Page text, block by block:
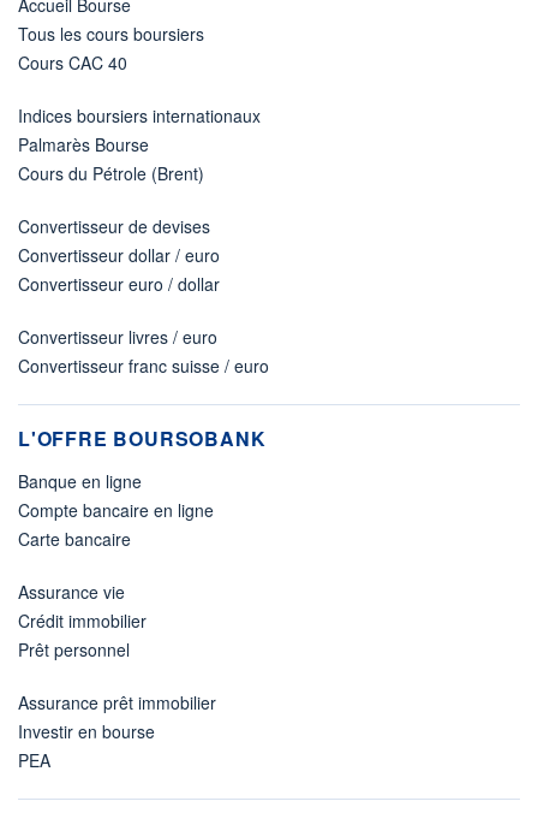
Accueil Bourse
Tous les cours boursiers
Cours CAC 40
Indices boursiers internationaux
Palmarès Bourse
Cours du Pétrole (Brent)
Convertisseur de devises
Convertisseur dollar / euro
Convertisseur euro / dollar
Convertisseur livres / euro
Convertisseur franc suisse / euro
L'OFFRE BOURSOBANK
Banque en ligne
Compte bancaire en ligne
Carte bancaire
Assurance vie
Crédit immobilier
Prêt personnel
Assurance prêt immobilier
Investir en bourse
PEA